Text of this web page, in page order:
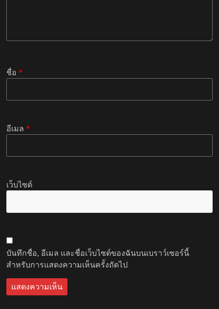
ชื่อ*
อีเมล*
เว็บไซต์
บันทึกชื่อ, อีเมล และชื่อเว็บไซต์ของฉันบนเบราว์เซอร์นี้
สำหรับการแสดงความเห็นครั้งถัดไป